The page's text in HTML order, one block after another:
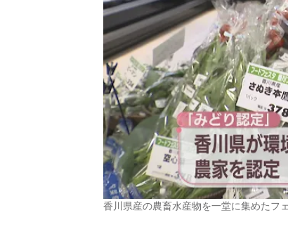
香川県産の農畜水産物を一堂に集めた